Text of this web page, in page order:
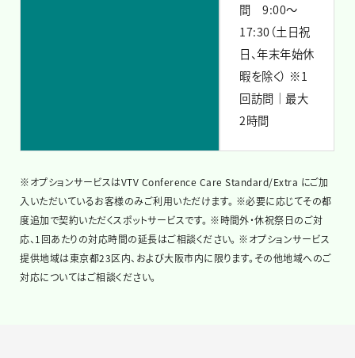
間 9:00～
17:30（土日祝
日、年末年始休
暇を除く） ※1
回訪問｜最大
2時間
※オプションサービスはVTV Conference Care Standard/Extra にご加
入いただいているお客様のみご利用いただけます。 ※必要に応じてその都
度追加で契約いただくスポットサービスです。 ※時間外・休祝祭日のご対
応、1回あたりの対応時間の延長はご相談ください。 ※オプションサービス
提供地域は東京都23区内、および大阪市内に限ります。その他地域へのご
対応についてはご相談ください。